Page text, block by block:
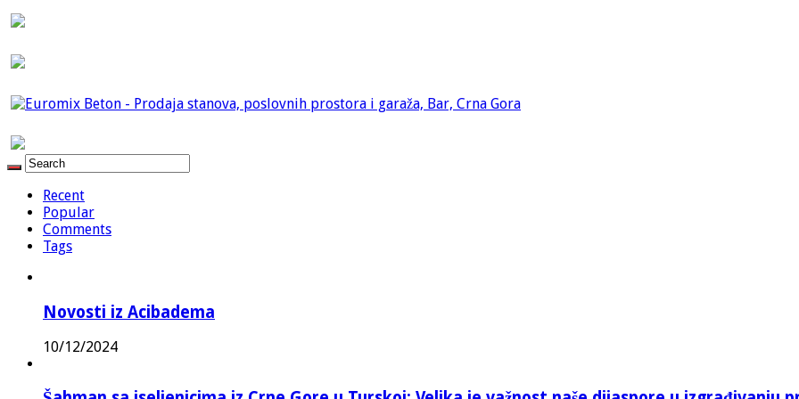
Recent
Popular
Comments
Tags
Novosti iz Acibadema
10/12/2024